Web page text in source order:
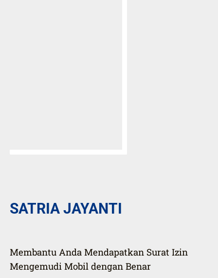
SATRIA JAYANTI
Membantu Anda Mendapatkan Surat Izin
Mengemudi Mobil dengan Benar